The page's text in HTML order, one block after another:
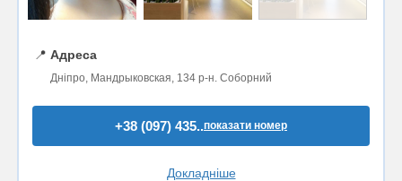
📍 Адреса
Дніпро, Мандрыковская, 134 р-н. Соборний
+38 (097) 435..показати номер
Докладніше